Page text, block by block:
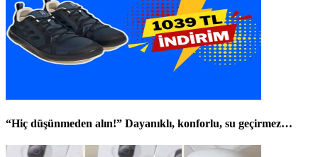
“Hiç düşünmeden alın!” Dayanıklı, konforlu, su geçirmez…